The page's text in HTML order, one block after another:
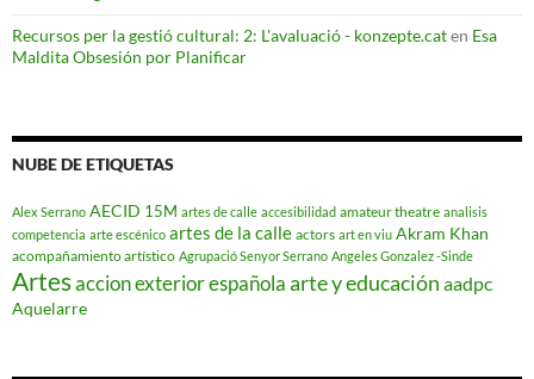
Recursos per la gestió cultural: 2: L'avaluació - konzepte.caten Esa
Maldita Obsesión por Planificar
NUBE DE ETIQUETAS
Alex Serrano AECID 15M artes de calle accesibilidad amateur theatre analisis
competencia arte escénico artes de la calle actors art en viu Akram Khan
acompañamiento artístico Agrupació Senyor Serrano Angeles Gonzalez -Sinde
Artesaccion exterior españolaarte y educación aadpc
Aquelarre